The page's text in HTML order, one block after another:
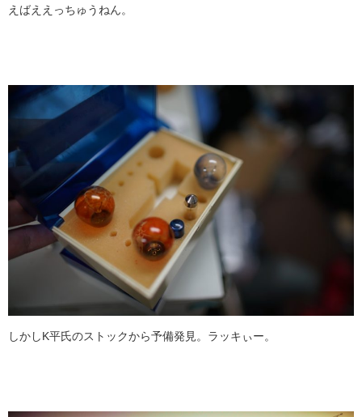
えばええっちゅうねん。
しかしK平氏のストックから予備発見。ラッキぃー。